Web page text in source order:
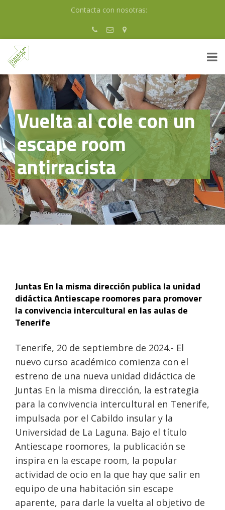
Contacta con nosotras:
Vuelta al cole con un
escape room
antirracista
Juntas En la misma dirección publica la unidad
didáctica Antiescape roomores para promover
la convivencia intercultural en las aulas de
Tenerife
Tenerife, 20 de septiembre de 2024.- El
nuevo curso académico comienza con el
estreno de una nueva unidad didáctica de
Juntas En la misma dirección, la estrategia
para la convivencia intercultural en Tenerife,
impulsada por el Cabildo insular y la
Universidad de La Laguna. Bajo el título
Antiescape roomores, la publicación se
inspira en la escape room, la popular
actividad de ocio en la que hay que salir en
equipo de una habitación sin escape
aparente, para darle la vuelta al objetivo de